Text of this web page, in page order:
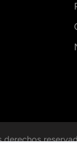
derechos